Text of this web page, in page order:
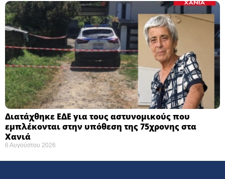
Διατάχθηκε ΕΔΕ για τους αστυνομικούς που
εμπλέκονται στην υπόθεση της 75χρονης στα
Χανιά
6 Αυγούστου 2026